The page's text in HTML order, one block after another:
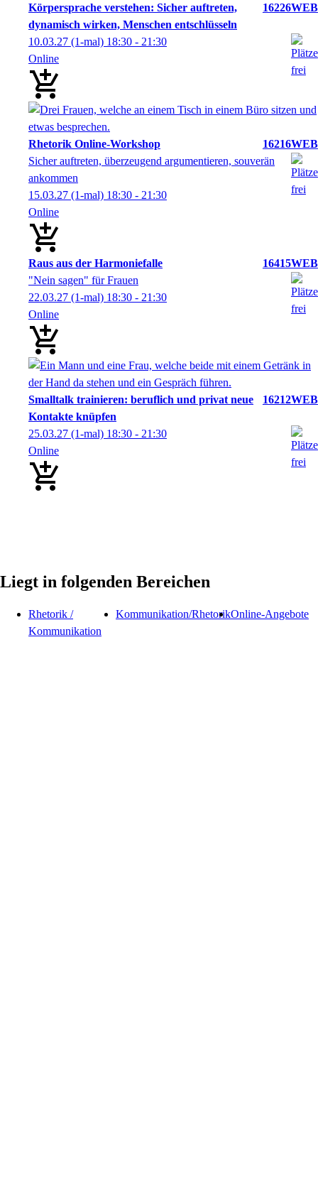
Körpersprache verstehen: Sicher auftreten,
dynamisch wirken, Menschen entschlüsseln
16226WEB
10.03.27 (1-mal) 18:30 - 21:30
Online
Rhetorik Online-Workshop
16216WEB
Sicher auftreten, überzeugend argumentieren, souverän
ankommen
15.03.27 (1-mal) 18:30 - 21:30
Online
Raus aus der Harmoniefalle
16415WEB
"Nein sagen" für Frauen
22.03.27 (1-mal) 18:30 - 21:30
Online
Smalltalk trainieren: beruflich und privat neue
Kontakte knüpfen
16212WEB
25.03.27 (1-mal) 18:30 - 21:30
Online
Liegt in folgenden Bereichen
Rhetorik /
Kommunikation
Kommunikation/RhetorikOnline-Angebote